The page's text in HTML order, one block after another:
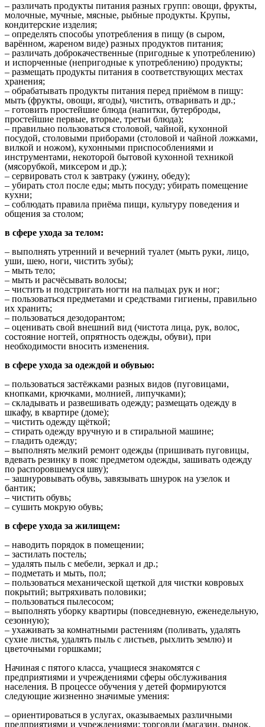
– различать продукты питания разных групп: овощи, фрукты,
молочные, мучные, мясные, рыбные продукты. Крупы,
кондитерские изделия;
– определять способы употребления в пищу (в сыром,
варённом, жареном виде) разных продуктов питания;
– различать доброкачественные (пригодные к употреблению)
и испорченные (непригодные к употреблению) продукты;
– размещать продукты питания в соответствующих местах
хранения;
– обрабатывать продукты питания перед приёмом в пищу:
мыть (фрукты, овощи, ягоды), чистить, отваривать и др.;
– готовить простейшие блюда (напитки, бутерброды,
простейшие первые, вторые, третьи блюда);
– правильно пользоваться столовой, чайной, кухонной
посудой, столовыми приборами (столовой и чайной ложками,
вилкой и ножом), кухонными приспособлениями и
инструментами, некоторой бытовой кухонной техникой
(мясорубкой, миксером и др.);
– сервировать стол к завтраку (ужину, обеду);
– убирать стол после еды; мыть посуду; убирать помещение
кухни;
– соблюдать правила приёма пищи, культуру поведения и
общения за столом;
в сфере ухода за телом:
– выполнять утренний и вечерний туалет (мыть руки, лицо,
уши, шею, ноги, чистить зубы);
– мыть тело;
– мыть и расчёсывать волосы;
– чистить и подстригать ногти на пальцах рук и ног;
– пользоваться предметами и средствами гигиены, правильно
их хранить;
– пользоваться дезодорантом;
– оценивать свой внешний вид (чистота лица, рук, волос,
состояние ногтей, опрятность одежды, обуви), при
необходимости вносить изменения.
в сфере ухода за одеждой и обувью:
– пользоваться застёжками разных видов (пуговицами,
кнопками, крючками, молнией, липучками);
– складывать и развешивать одежду; размещать одежду в
шкафу, в квартире (доме);
– чистить одежду щёткой;
– стирать одежду вручную и в стиральной машине;
– гладить одежду;
– выполнять мелкий ремонт одежды (пришивать пуговицы,
вдевать резинку в пояс предметом одежды, зашивать одежду
по распоровшемуся шву);
– зашнуровывать обувь, завязывать шнурок на узелок и
бантик;
– чистить обувь;
– сушить мокрую обувь;
в сфере ухода за жилищем:
– наводить порядок в помещении;
– застилать постель;
– удалять пыль с мебели, зеркал и др.;
– подметать и мыть, пол;
– пользоваться механической щеткой для чистки ковровых
покрытий; вытряхивать половики;
– пользоваться пылесосом;
– выполнять уборку квартиры (повседневную, еженедельную,
сезонную);
– ухаживать за комнатными растениям (поливать, удалять
сухие листья, удалять пыль с листьев, рыхлить землю) и
цветочными горшками;
Начиная с пятого класса, учащиеся знакомятся с
предприятиями и учреждениями сферы обслуживания
населения. В процессе обучения у детей формируются
следующие жизненно значимые умения:
– ориентироваться в услугах, оказываемых различными
предприятиями и учреждениями: торговли (магазин, рынок,